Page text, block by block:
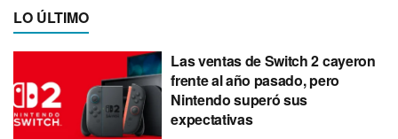
LO ÚLTIMO
Las ventas de Switch 2 cayeron
frente al año pasado, pero
Nintendo superó sus
expectativas